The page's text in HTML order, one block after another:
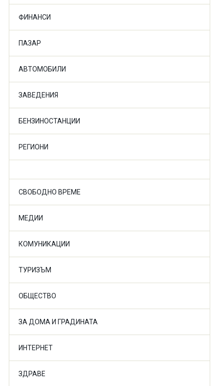
ФИНАНСИ
ПАЗАР
АВТОМОБИЛИ
ЗАВЕДЕНИЯ
БЕНЗИНОСТАНЦИИ
РЕГИОНИ
СВОБОДНО ВРЕМЕ
МЕДИИ
КОМУНИКАЦИИ
ТУРИЗЪМ
ОБЩЕСТВО
ЗА ДОМА И ГРАДИНАТА
ИНТЕРНЕТ
ЗДРАВЕ